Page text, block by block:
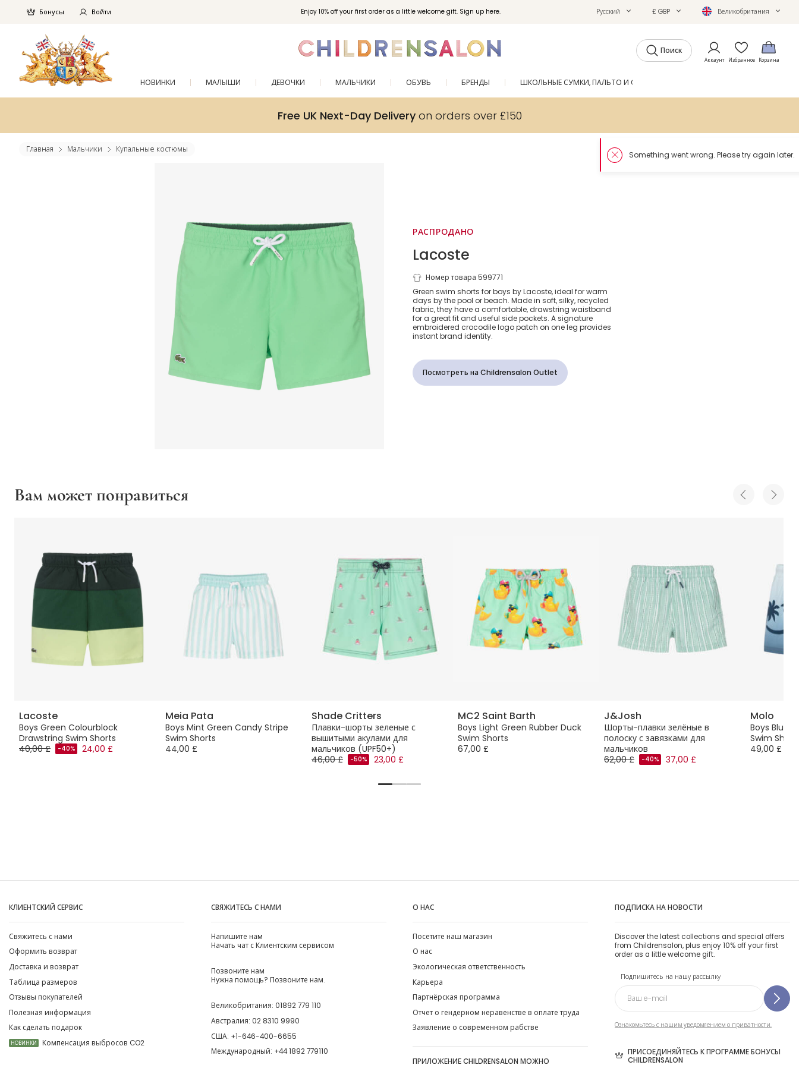
Enjoy 10% off your first order as a little welcome gift. Sign up here.
Бонусы Войти Русский £ GBP Великобритания
Поиск
Аккаунт Избранное Корзина
НОВИНКИ МАЛЫШИ ДЕВОЧКИ МАЛЬЧИКИ ОБУВЬ БРЕНДЫ ШКОЛЬНЫЕ СУМКИ, ПАЛЬТО И ОБУВЬ
Free UK Next-Day Deliveryon orders over £150
Главная Мальчики Купальные костюмы
РАСПРОДАНО
Lacoste
Boys Green Crocodile
Swim Shorts
Номер товара 599771
Green swim shorts for boys by Lacoste, ideal for warm
days by the pool or beach. Made in soft, silky, recycled
fabric, they have a comfortable, drawstring waistband
for a great fit and useful side pockets. A signature
embroidered crocodile logo patch on one leg provides
instant brand identity.
Посмотреть на Childrensalon Outlet
Вам может понравиться
Lacoste
Boys Green Colourblock
Drawstring Swim Shorts
40,00 £
-40% 24,00 £
Meia Pata
Boys Mint Green Candy Stripe
Swim Shorts
44,00 £
Shade Critters
Плавки-шорты зеленые с
вышитыми акулами для
мальчиков (UPF50+)
46,00 £
-50% 23,00 £
MC2 Saint Barth
Boys Light Green Rubber Duck
Swim Shorts
67,00 £
J&Josh
Шорты-плавки зелёные в
полоску с завязками для
мальчиков
62,00 £
-40% 37,00 £
Molo
Boys Blue
Swim
49,00 £
КЛИЕНТСКИЙ СЕРВИС
Свяжитесь с нами
Оформить возврат
Доставка и возврат
Таблица размеров
Отзывы покупателей
Полезная информация
Как сделать подарок
НОВИНКИ Компенсация выбросов CO2
СВЯЖИТЕСЬ С НАМИ
Напишите нам
Начать чат с Клиентским сервисом
Позвоните нам
Нужна помощь? Позвоните нам.
Великобритания: 01892 779 110
Австралия: 02 8310 9990
США: +1-646-400-6655
Международный: +44 1892 779110
О НАС
Посетите наш магазин
О нас
Экологическая ответственность
Карьера
Партнёрская программа
Отчет о гендерном неравенстве в оплате труда
Заявление о современном рабстве
ПРИЛОЖЕНИЕ CHILDRENSALON МОЖНО
ПОДПИСКА НА НОВОСТИ
Discover the latest collections and special offers
from Childrensalon, plus enjoy 10% off your first
order as a little welcome gift.
Подпишитесь на нашу рассылку
Ознакомьтесь с нашим уведомлением о приватности.
ПРИСОЕДИНЯЙТЕСЬ К ПРОГРАММЕ БОНУСЫ
CHILDRENSALON